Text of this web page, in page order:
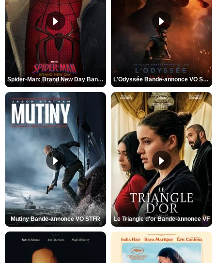
Spider-Man: Brand New Day Bande-annonce VO STFR L'Odyssée Bande-annonce VO STFR
Mutiny Bande-annonce VO STFR Le Triangle d'or Bande-annonce VF